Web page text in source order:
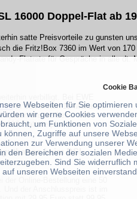
16000 Doppel-Flat ab
satte Preisvorteile zu gunsten
die Fritz!Box 7360 im Wert von
Flatrate für Gespräche in alle dt.
verbilligt. Bei EWE
in den ersten 12 Monaten
sparen unsere Leser 120
Flatrate plus eine
beim DSL
Cookie
Webseiten für Sie optimieren
wir gerne Cookies
um Funktionen von
können, Zugriffe auf unsere
zur Verwendung unserer
den Bereichen der sozialen
Sind Sie widerruflich
auf unseren Webseiten